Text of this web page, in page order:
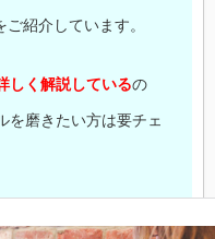
ご紹介しています。
しく解説しているの
を磨きたい方は要チェ